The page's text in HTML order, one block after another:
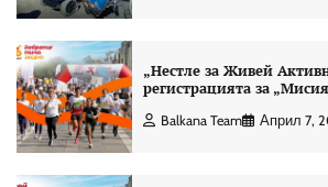
„Нестле за Живей
регистрацията за
Balkana Team Април 7,